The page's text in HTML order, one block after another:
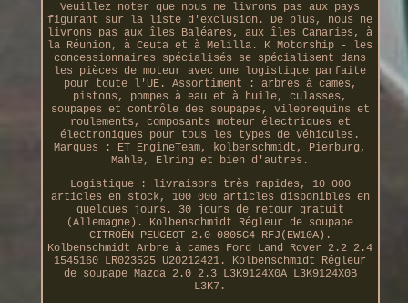
Veuillez noter que nous ne livrons pas aux pays
figurant sur la liste d'exclusion. De plus, nous ne
livrons pas aux îles Baléares, aux îles Canaries, à
la Réunion, à Ceuta et à Melilla. K Motorship - les
concessionnaires spécialisés se spécialisent dans
les pièces de moteur avec une logistique parfaite
pour toute l'UE. Assortiment : arbres à cames,
pistons, pompes à eau et à huile, culasses,
soupapes et contrôle des soupapes, vilebrequins et
roulements, composants moteur électriques et
électroniques pour tous les types de véhicules.
Marques : ET EngineTeam, kolbenschmidt, Pierburg,
Mahle, Elring et bien d'autres.
Logistique : livraisons très rapides, 10 000
articles en stock, 100 000 articles disponibles en
quelques jours. 30 jours de retour gratuit
(Allemagne). Kolbenschmidt Régleur de soupape
CITROËN PEUGEOT 2.0 0805G4 RFJ(EW10A).
Kolbenschmidt Arbre à cames Ford Land Rover 2.2 2.4
1545160 LR023525 U20212421. Kolbenschmidt Régleur
de soupape Mazda 2.0 2.3 L3K9124X0A L3K9124X0B
L3K7.